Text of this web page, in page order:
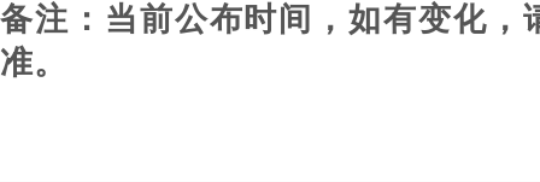
备注：当前公布时间，如有变化，
准。